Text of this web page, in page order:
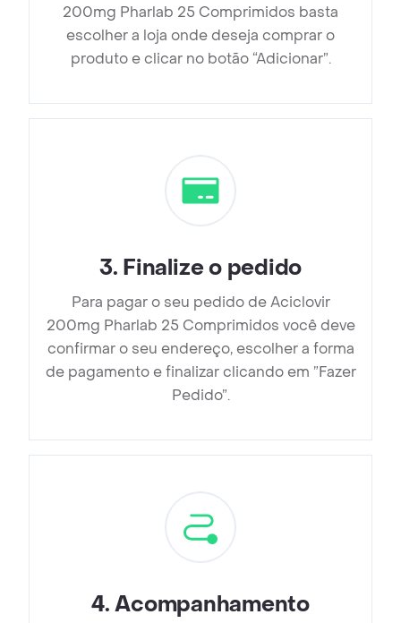
200mg Pharlab 25 Comprimidos basta
escolher a loja onde deseja comprar o
produto e clicar no botão “Adicionar”.
3. Finalize o pedido
Para pagar o seu pedido de Aciclovir
200mg Pharlab 25 Comprimidos você deve
confirmar o seu endereço, escolher a forma
de pagamento e finalizar clicando em ”Fazer
Pedido”.
4.Acompanhamento